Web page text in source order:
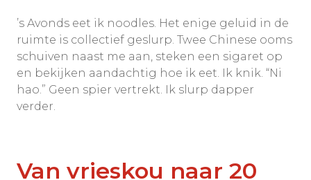
’s Avonds eet ik noodles. Het enige geluid in de
ruimte is collectief geslurp. Twee Chinese ooms
schuiven naast me aan, steken een sigaret op
en bekijken aandachtig hoe ik eet. Ik knik. “Ni
hao.” Geen spier vertrekt. Ik slurp dapper
verder.
Van vrieskou naar 20